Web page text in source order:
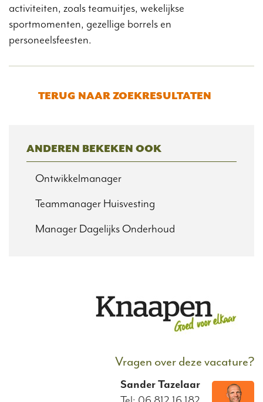
activiteiten, zoals teamuitjes, wekelijkse
sportmomenten, gezellige borrels en
personeelsfeesten.
TERUG NAAR ZOEKRESULTATEN
ANDEREN BEKEKEN OOK
Ontwikkelmanager
Teammanager Huisvesting
Manager Dagelijks Onderhoud
Vragen over deze vacature?
SanderTazelaar